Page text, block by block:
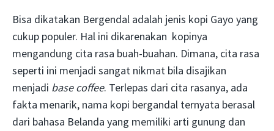
Bisa dikatakan Bergendal adalah jenis kopi Gayo yang
cukup populer. Hal ini dikarenakan kopinya
mengandung cita rasa buah-buahan. Dimana, cita rasa
seperti ini menjadi sangat nikmat bila disajikan
menjadi base coffee. Terlepas dari cita rasanya, ada
fakta menarik, nama kopi bergandal ternyata berasal
dari bahasa Belanda yang memiliki arti gunung dan